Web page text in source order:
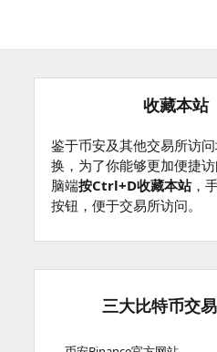
收藏本站
鉴于币安及其他交易所访
换，为了你能够更加便捷
脑端按Ctrl+D收藏本站，
按钮，便于交易所访问。
三大比特币交